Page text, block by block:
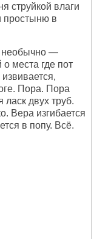
струйкой влаги
простыню в
необычно —
места где пот
Пора. Пора
двух труб.
Вера изгибается
в попу. Всё.